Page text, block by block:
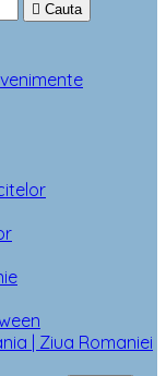
 Cauta
| Ziua Romaniei